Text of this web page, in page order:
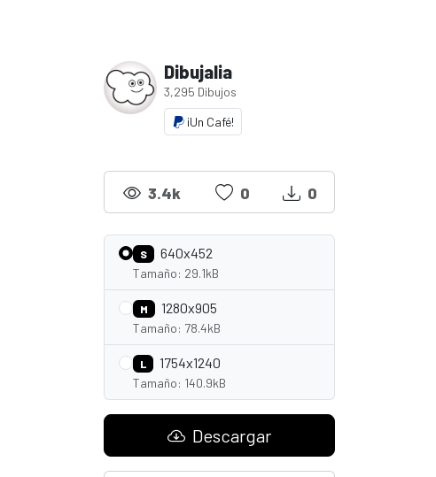
Dibujalia
3,295 Dibujos
¡Un Café!
3.4k 0 0
S 640x452
Tamaño: 29.1kB
M 1280x905
Tamaño: 78.4kB
L 1754x1240
Tamaño: 140.9kB
Descargar